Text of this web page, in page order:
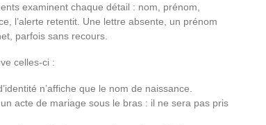
examinent chaque détail : nom, prénom,
l’alerte retentit. Une lettre absente, un prénom
parfois sans recours.
celles-ci :
n’affiche que le nom de naissance.
acte de mariage sous le bras : il ne sera pas pris